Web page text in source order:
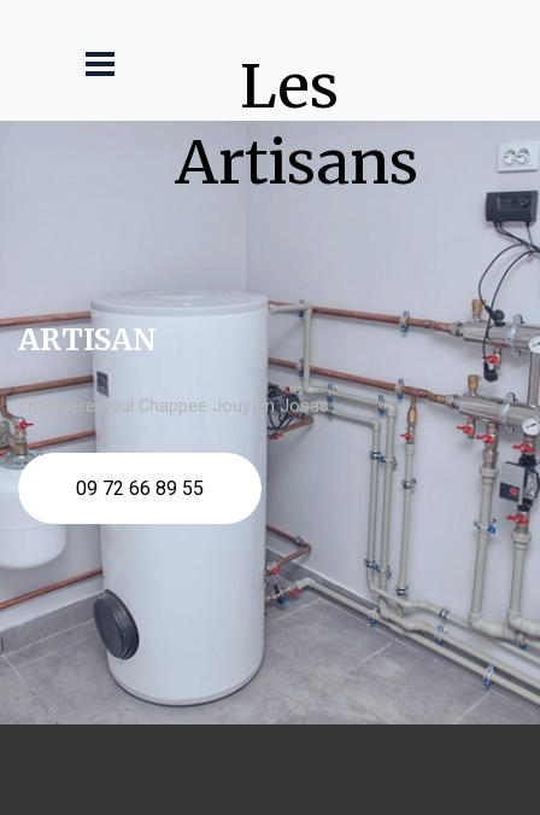
Les
Artisans
ARTISAN
chaudière fioul Chappee Jouy en Josas
09 72 66 89 55